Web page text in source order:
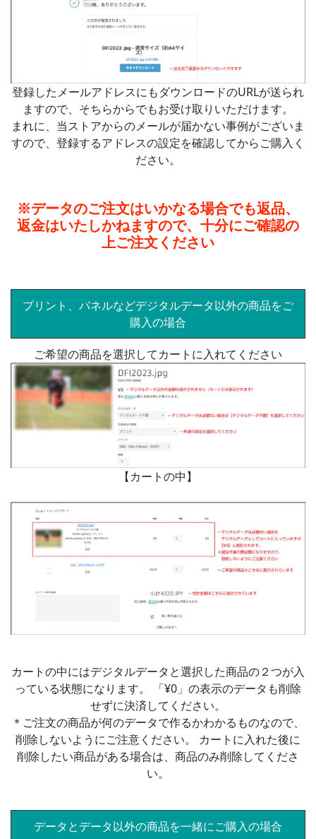
登録したメールアドレスにもダウンロードのURLが送られ
ますので、そちらからでもお受け取りいただけます。
まれに、当ストアからのメールが届かない事例がございま
すので、登録するアドレスの設定を確認してからご購入く
ださい。
※データのご注文はいかなる場合でも返品、
返金はいたしかねますので、十分にご確認の
上ご注文ください
プリント、パネルなどデジタルデータ以外の商品をご
購入の場合
ご希望の商品を選択してカートに入れてください
【カートの中】
カートの中にはデジタルデータと選択した商品の２つが入
っている状態になります。 「¥0」の表示のデータも削除
せずに決済してください。
＊ご注文の商品が何のデータで作るかわかるものなので、
削除しないようにご注意ください。 カートに入れた後に
削除したい商品がある場合は、商品のみ削除してくださ
い。
データとデータ以外の商品を一緒にご購入の場合